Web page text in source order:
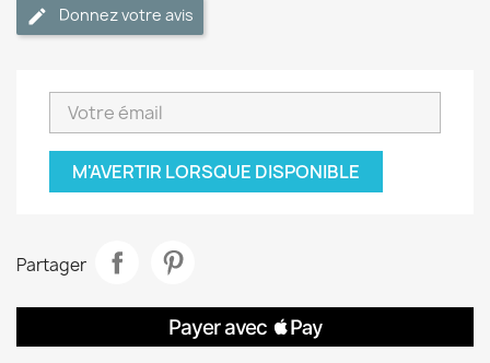
Donnez votre avis
M'AVERTIR LORSQUE DISPONIBLE
Partager